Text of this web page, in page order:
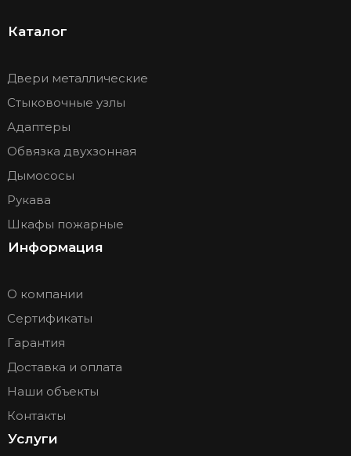
Каталог
Двери металлические
Стыковочные узлы
Адаптеры
Обвязка двухзонная
Дымососы
Рукава
Шкафы пожарные
Информация
О компании
Сертификаты
Гарантия
Доставка и оплата
Наши объекты
Контакты
Услуги